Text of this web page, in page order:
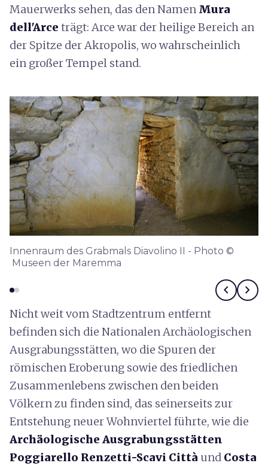
Mauerwerks sehen, das den Namen Mura
dell'Arce trägt: Arce war der heilige Bereich an
der Spitze der Akropolis, wo wahrscheinlich
ein großer Tempel stand.
Innenraum des Grabmals Diavolino II - Photo ©
Museen der Maremma
chevron_left chevron_right
Nicht weit vom Stadtzentrum entfernt
befinden sich die Nationalen Archäologischen
Ausgrabungsstätten, wo die Spuren der
römischen Eroberung sowie des friedlichen
Zusammenlebens zwischen den beiden
Völkern zu finden sind, das seinerseits zur
Entstehung neuer Wohnviertel führte, wie die
Archäologische Ausgrabungsstätten
Poggiarello Renzetti-Scavi Città und Costa